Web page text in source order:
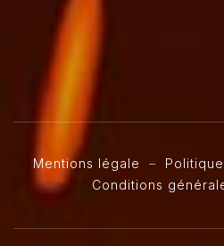
Mentions légale –
Conditions